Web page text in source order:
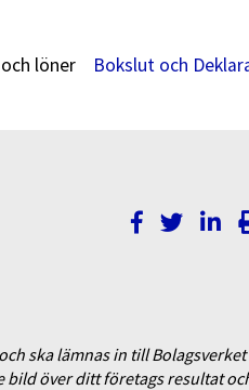
löner Bokslut och
ska lämnas in till Bolagsverket
bild över ditt företags resultat